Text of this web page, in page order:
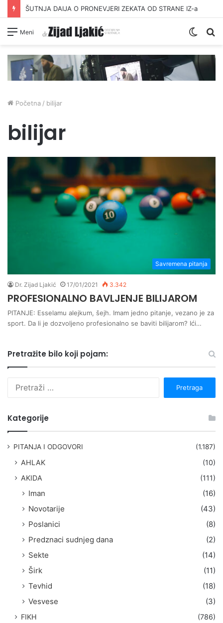
ŠUTNJA DAIJA O PRONEVJERI ZEKATA OD STRANE IZ-a
Meni
Switch
Početna / bilijar
bilijar
Savremena pitanja
Dr. Zijad Ljakić 17/01/2021 3.342
PROFESIONALNO BAVLJENJE BILIJAROM
PITANJE: Esselamu alejkum, šejh. Imam jedno pitanje, vezano je za
sport. Da li je dozvoljeno profesionalno se baviti bilijarom? Ići…
Pretražite bilo koji pojam:
Kategorije
PITANJA I ODGOVORI (1.187)
AHLAK
(10)
AKIDA
(111)
Iman
(16)
Novotarije
(43)
Poslanici
(8)
Predznaci sudnjeg dana
(2)
Sekte
(14)
Širk
(11)
Tevhid
(18)
Vesvese
(3)
FIKH (786)